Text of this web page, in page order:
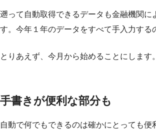
遡って自動取得できるデータも金融機関に
す。今年１年のデータをすべて手入力する
とりあえず、今月から始めることにします。
手書きが便利な部分も
自動で何でもできるのは確かにとっても便